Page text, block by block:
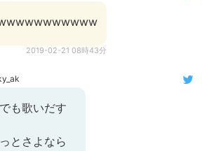
2019-02-21 08時43分
も歌いだす
とさよなら